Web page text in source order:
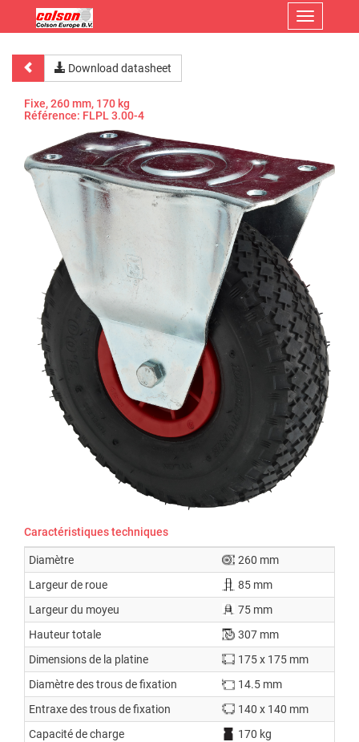
Menu
Download datasheet
Fixe, 260 mm, 170 kg
Référence: FLPL 3.00-4
Caractéristiques techniques
Diamètre
260 mm
Largeur de roue
85 mm
Largeur du moyeu
75 mm
Hauteur totale
307 mm
Dimensions de la platine
175 x 175 mm
Diamètre des trous de fixation
14.5 mm
Entraxe des trous de fixation
140 x 140 mm
Capacité de charge
170 kg